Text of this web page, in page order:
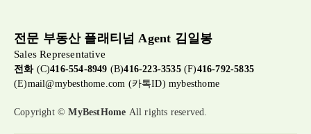
전문 부동산 플래티넘 Agent 김일봉
Sales Representative
전화(C)416-554-8949 (B)416-223-3535(F)416-792-5835
(E)mail@mybesthome.com (카톡ID) mybesthome
Copyright ©MyBestHome All rights reserved.